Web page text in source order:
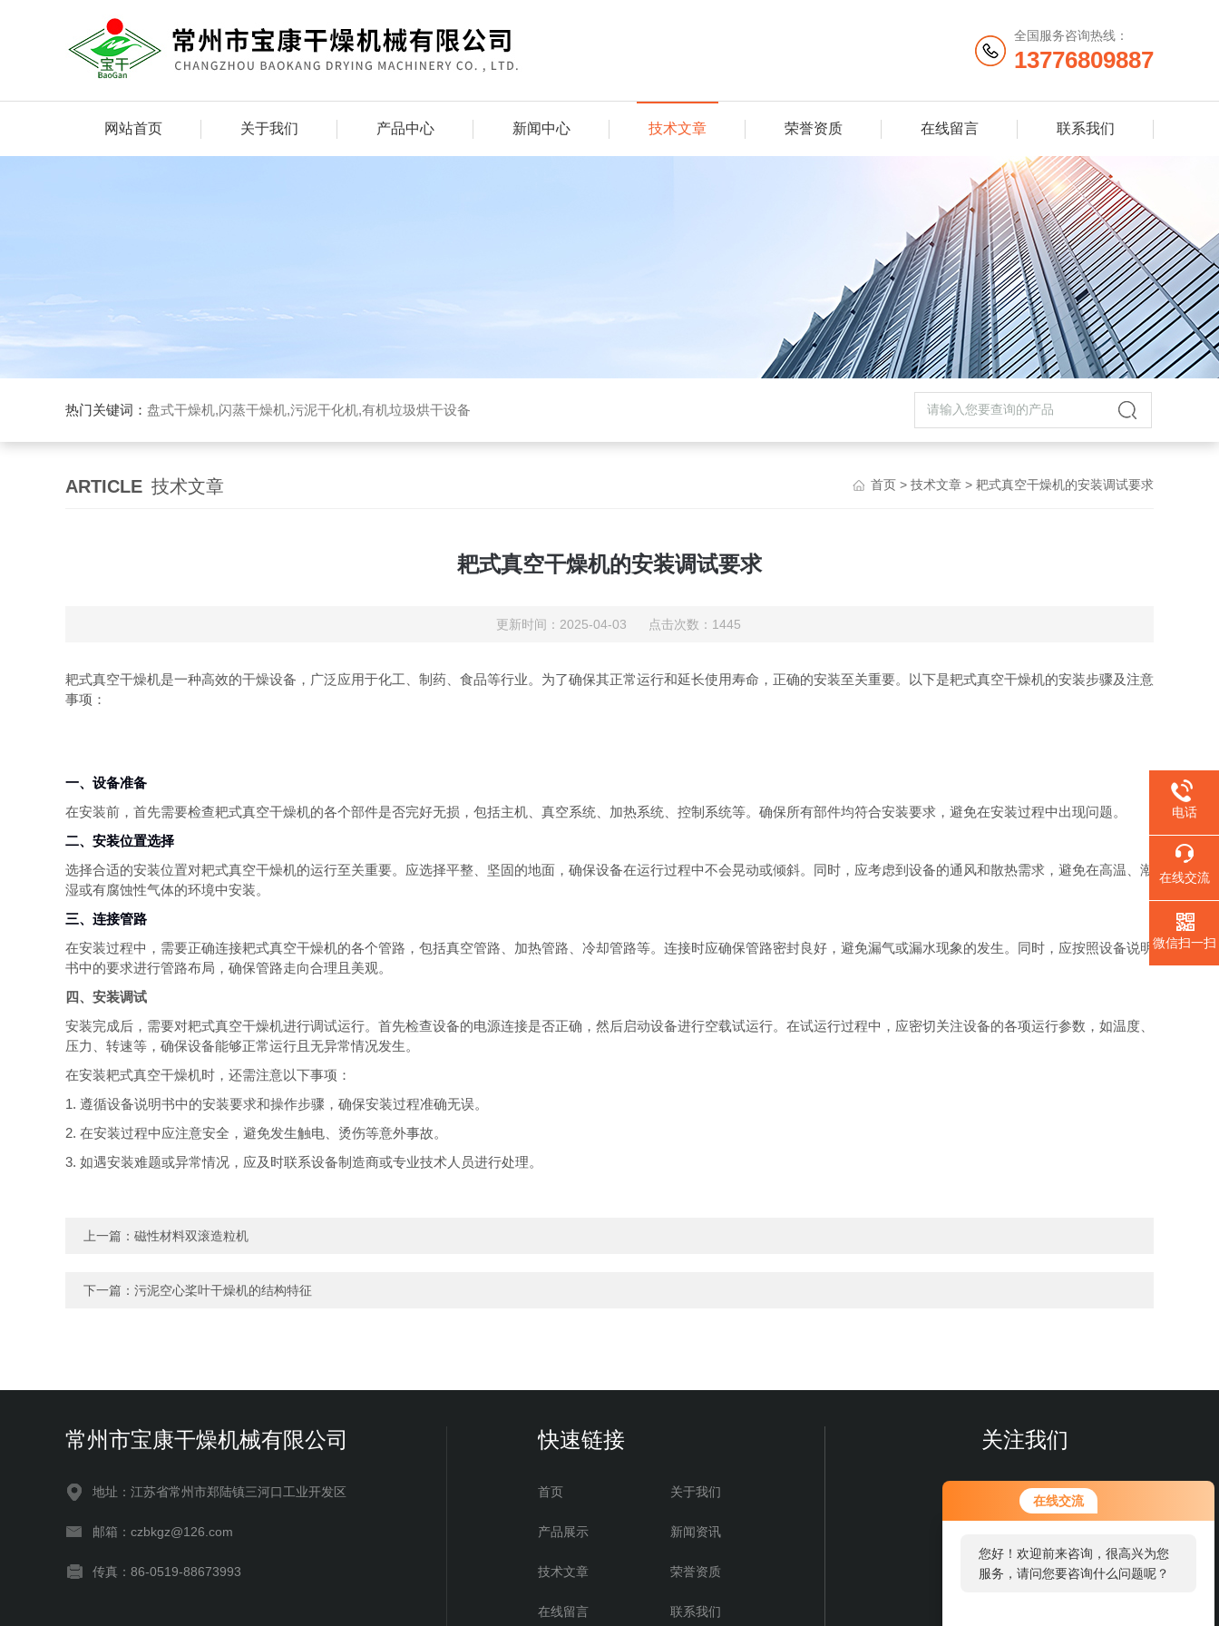
在线交流
您好！欢迎前来咨询，很高兴为您
服务，请问您要咨询什么问题呢？
全国服务咨询热线：
13776809887
网站首页 关于我们 产品中心 新闻中心 技术文章 荣誉资质 在线留言 联系我们
热门关键词： 盘式干燥机,闪蒸干燥机,污泥干化机,有机垃圾烘干设备
ARTICLE 技术文章 首页 > 技术文章 > 耙式真空干燥机的安装调试要求
耙式真空干燥机的安装调试要求
更新时间：2025-04-03 点击次数：1445
耙式真空干燥机是一种高效的干燥设备，广泛应用于化工、制药、食品等行业。为了确保其正常运行和延长使用寿命，正确的安装至关重要。以下是耙式真空干燥机的安装步骤及注意
事项：
一、设备准备
在安装前，首先需要检查耙式真空干燥机的各个部件是否完好无损，包括主机、真空系统、加热系统、控制系统等。确保所有部件均符合安装要求，避免在安装过程中出现问题。
二、安装位置选择
选择合适的安装位置对耙式真空干燥机的运行至关重要。应选择平整、坚固的地面，确保设备在运行过程中不会晃动或倾斜。同时，应考虑到设备的通风和散热需求，避免在高温、潮
湿或有腐蚀性气体的环境中安装。
三、连接管路
在安装过程中，需要正确连接耙式真空干燥机的各个管路，包括真空管路、加热管路、冷却管路等。连接时应确保管路密封良好，避免漏气或漏水现象的发生。同时，应按照设备说明
书中的要求进行管路布局，确保管路走向合理且美观。
四、安装调试
安装完成后，需要对耙式真空干燥机进行调试运行。首先检查设备的电源连接是否正确，然后启动设备进行空载试运行。在试运行过程中，应密切关注设备的各项运行参数，如温度、
压力、转速等，确保设备能够正常运行且无异常情况发生。
在安装耙式真空干燥机时，还需注意以下事项：
1. 遵循设备说明书中的安装要求和操作步骤，确保安装过程准确无误。
2. 在安装过程中应注意安全，避免发生触电、烫伤等意外事故。
3. 如遇安装难题或异常情况，应及时联系设备制造商或专业技术人员进行处理。
上一篇： 磁性材料双滚造粒机
下一篇： 污泥空心桨叶干燥机的结构特征
常州市宝康干燥机械有限公司
地址：江苏省常州市郑陆镇三河口工业开发区
邮箱：czbkgz@126.com
传真：86-0519-88673993
快速链接
首页 关于我们
产品展示 新闻资讯
技术文章 荣誉资质
在线留言 联系我们
关注我们
电话
在线交流
微信扫一扫